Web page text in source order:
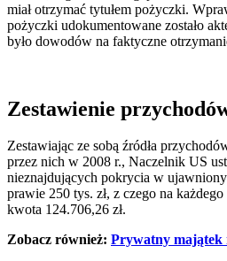
miał otrzymać tytułem pożyczki.
pożyczki udokumentowane zostało
było dowodów na faktyczne
Zestawienie
Zestawiając ze sobą źródła
przez nich w 2008 r., Naczelnik US
nieznajdujących pokrycia w
prawie 250 tys. zł, z czego na
kwota 124.706,26 zł.
Zobacz również: Prywatny majątek